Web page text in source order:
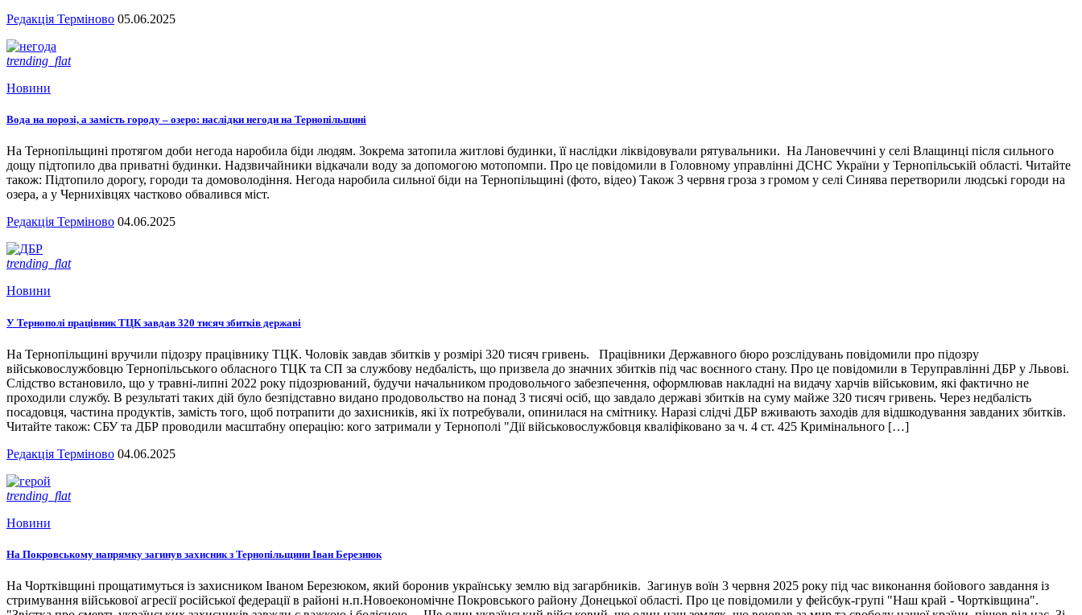
Редакція Терміново 05.06.2025
trending_flat
Новини
Вода на порозі, а замість городу – озеро: наслідки негоди на Тернопільщині
На Тернопільщині протягом доби негода наробила біди людям. Зокрема затопила житлові будинки, її наслідки ліквідовували рятувальники. На Лановеччині у селі Влащинці після сильного
дощу підтопило два приватні будинки. Надзвичайники відкачали воду за допомогою мотопомпи. Про це повідомили в Головному управлінні ДСНС України у Тернопільській області. Читайте
також: Підтопило дорогу, городи та домоволодіння. Негода наробила сильної біди на Тернопільщині (фото, відео) Також 3 червня гроза з громом у селі Синява перетворили людські городи на
озера, а у Чернихівцях частково обвалився міст.
Редакція Терміново 04.06.2025
trending_flat
Новини
У Тернополі працівник ТЦК завдав 320 тисяч збитків державі
На Тернопільщині вручили підозру працівнику ТЦК. Чоловік завдав збитків у розмірі 320 тисяч гривень. Працівники Державного бюро розслідувань повідомили про підозру
військовослужбовцю Тернопільського обласного ТЦК та СП за службову недбалість, що призвела до значних збитків під час воєнного стану. Про це повідомили в Теруправлінні ДБР у Львові.
Слідство встановило, що у травні-липні 2022 року підозрюваний, будучи начальником продовольчого забезпечення, оформлював накладні на видачу харчів військовим, які фактично не
проходили службу. В результаті таких дій було безпідставно видано продовольство на понад 3 тисячі осіб, що завдало державі збитків на суму майже 320 тисяч гривень. Через недбалість
посадовця, частина продуктів, замість того, щоб потрапити до захисників, які їх потребували, опинилася на смітнику. Наразі слідчі ДБР вживають заходів для відшкодування завданих збитків.
Читайте також: СБУ та ДБР проводили масштабну операцію: кого затримали у Тернополі "Дії військовослужбовця кваліфіковано за ч. 4 ст. 425 Кримінального […]
Редакція Терміново 04.06.2025
trending_flat
Новини
На Покровському напрямку загинув захисник з Тернопільщини Іван Березнюк
На Чортківщині прощатимуться із захисником Іваном Березюком, який боронив українську землю від загарбників. Загинув воїн 3 червня 2025 року під час виконання бойового завдання із
стримування військової агресії російської федерації в районі н.п.Новоекономічне Покровського району Донецької області. Про це повідомили у фейсбук-групі "Наш край - Чортківщина".